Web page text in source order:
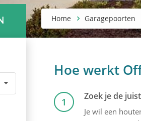
Home Garagepoorten
Hoe werkt
1 Zoek je de
Je wil een